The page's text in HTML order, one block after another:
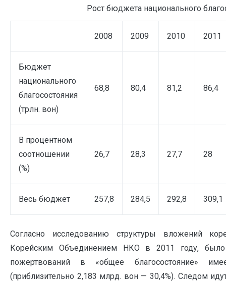
Рост бюджета национального
2008 2009 2010 2011
Бюджет
национального
благосостояния
(трлн. вон)
68,8 80,4 81,2 86,4
В процентном
соотношении
(%)
26,7 28,3 27,7 28
Весь бюджет 257,8 284,5 292,8 309,1
Согласно исследованию структуры вложений
Корейским Объединением НКО в 2011 году, было
пожертвований в «общее благосостояние»
(приблизительно 2,183 млрд. вон — 30,4%). Следом